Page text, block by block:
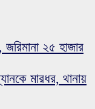
জরিমানা ২৫ হাজার
মারধর, থানায়